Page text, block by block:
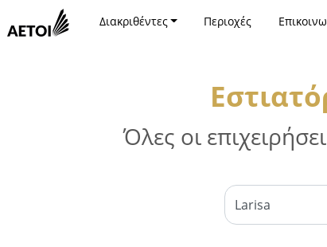
Διακριθέντες Περιοχές
Όλες οι